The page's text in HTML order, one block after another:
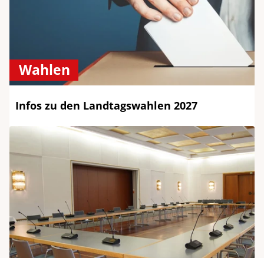
Wahlen
Infos zu den Landtagswahlen 2027